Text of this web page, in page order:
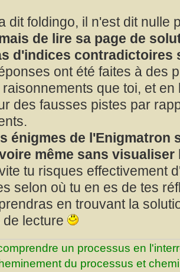
dit foldingo, il n'est dit nulle
de lire sa page de
d'indices contradictoires
ont été faites à des
que toi, et
des fausses pistes par
énigmes de l'Enigmatron
même sans visualiser
tu risques effectivement
selon où tu en es de tes
en trouvant la
lecture
un processus en
du processus et